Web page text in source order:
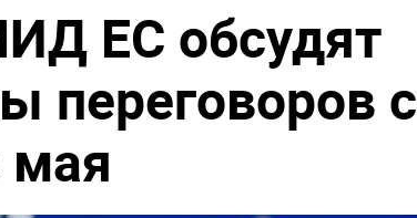
ЕС обсудят
переговоров с
мая